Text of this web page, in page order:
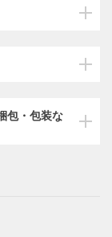
包・包装な